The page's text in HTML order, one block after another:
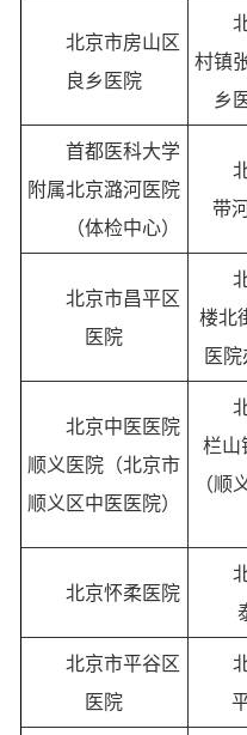
北京市房山区
良乡医院
村镇
乡
首都医科大学
附属北京潞河医院
（体检中心）
带
北京市昌平区
医院
楼北
医院
北京中医医院
顺义医院（北京市
顺义区中医医院）
栏山
（
北京怀柔医院
北京市平谷区
医院